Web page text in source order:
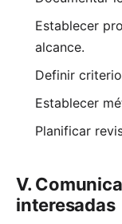
Establecer
alcance.
Definir
Establecer
Planificar
V.
interesadas